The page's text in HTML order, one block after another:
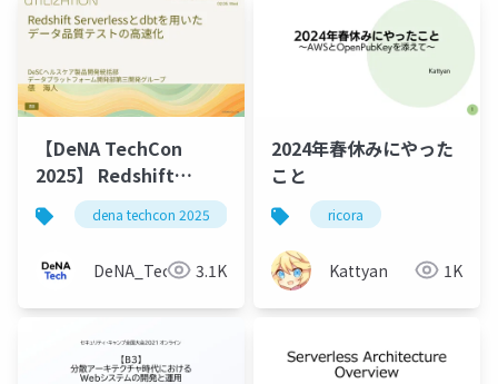
【DeNA TechCon
2025】 Redshift
Serverlessとdbtを用
いた データ品質テスト
dena techcon 2025
DeNA_Tech 3.1K
2024年春休みにやった
こと
ricora
Kattyan 1K